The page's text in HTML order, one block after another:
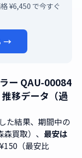
¥6,450 で今すぐ
→
ー QAU-00084
移データ（過
た結果、期間中の
森買取）、 最安は
（最安比